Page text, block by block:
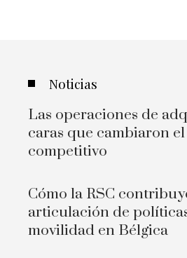
Noticias
Las operaciones de
caras que cambiaron
competitivo
Cómo la RSC
articulación de
movilidad en Bélgica